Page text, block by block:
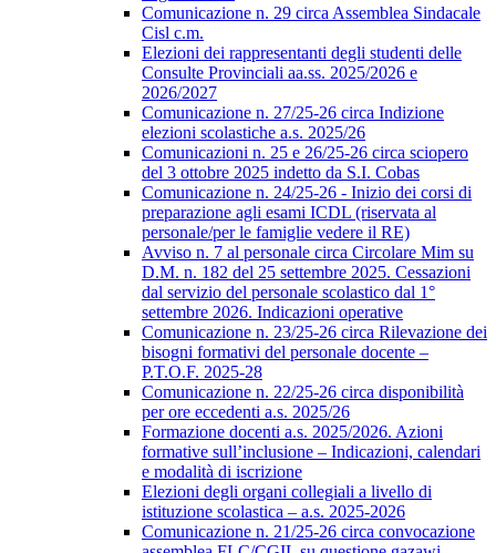
Comunicazione n. 29 circa Assemblea Sindacale
Cisl c.m.
Elezioni dei rappresentanti degli studenti delle
Consulte Provinciali aa.ss. 2025/2026 e
2026/2027
Comunicazione n. 27/25-26 circa Indizione
elezioni scolastiche a.s. 2025/26
Comunicazioni n. 25 e 26/25-26 circa sciopero
del 3 ottobre 2025 indetto da S.I. Cobas
Comunicazione n. 24/25-26 - Inizio dei corsi di
preparazione agli esami ICDL (riservata al
personale/per le famiglie vedere il RE)
Avviso n. 7 al personale circa Circolare Mim su
D.M. n. 182 del 25 settembre 2025. Cessazioni
dal servizio del personale scolastico dal 1°
settembre 2026. Indicazioni operative
Comunicazione n. 23/25-26 circa Rilevazione dei
bisogni formativi del personale docente –
P.T.O.F. 2025-28
Comunicazione n. 22/25-26 circa disponibilità
per ore eccedenti a.s. 2025/26
Formazione docenti a.s. 2025/2026. Azioni
formative sull’inclusione – Indicazioni, calendari
e modalità di iscrizione
Elezioni degli organi collegiali a livello di
istituzione scolastica – a.s. 2025-2026
Comunicazione n. 21/25-26 circa convocazione